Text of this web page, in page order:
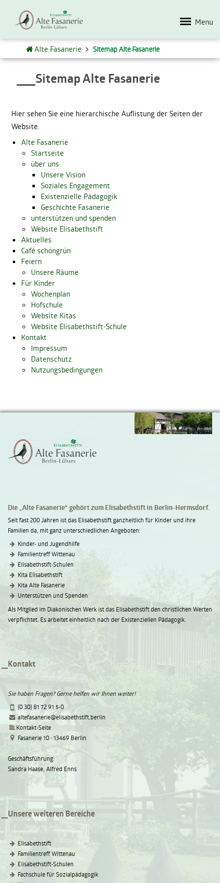
Menu
Alte Fasanerie Sitemap Alte Fasanerie
Sitemap Alte Fasanerie
Hier sehen Sie eine hierarchische Auflistung der Seiten der
Website.
Alte Fasanerie
Startseite
über uns
Unsere Vision
Soziales Engagement
Existenzielle Pädagogik
Geschichte Fasanerie
unterstützen und spenden
Website Elisabethstift
Aktuelles
Café schöngrün
Feiern
Unsere Räume
Für Kinder
Wochenplan
Hofschule
Website Kitas
Website Elisabethstift-Schule
Kontakt
Impressum
Datenschutz
Nutzungsbedingungen
Die „Alte Fasanerie“ gehört zum Elisabethstift in Berlin-Hermsdorf.
Seit fast 200 Jahren ist das Elisabethstift ganzheitlich für Kinder und ihre
Familien da, mit ganz unterschiedlichen Angeboten:
Kinder- und Jugendhilfe
Familientreff Wittenau
Elisabethstift-Schulen
Kita Elisabethstift
Kita Alte Fasanerie
Unterstützen und Spenden
Als Mitglied im Diakonischen Werk ist das Elisabethstift den christlichen Werten
verpflichtet. Es arbeitet einheitlich nach der Existenziellen Pädagogik.
Kontakt
Sie haben Fragen? Gerne helfen wir Ihnen weiter!
(0 30) 81 72 91 5-0
altefasanerie@elisabethstift.berlin
Kontakt-Seite
Fasanerie 10 · 13469 Berlin
Geschäftsführung:
Sandra Haase, Alfred Enns
Unsere weiteren Bereiche
Elisabethstift
Familientreff Wittenau
Elisabethstift-Schulen
Fachschule für Sozialpädagogik